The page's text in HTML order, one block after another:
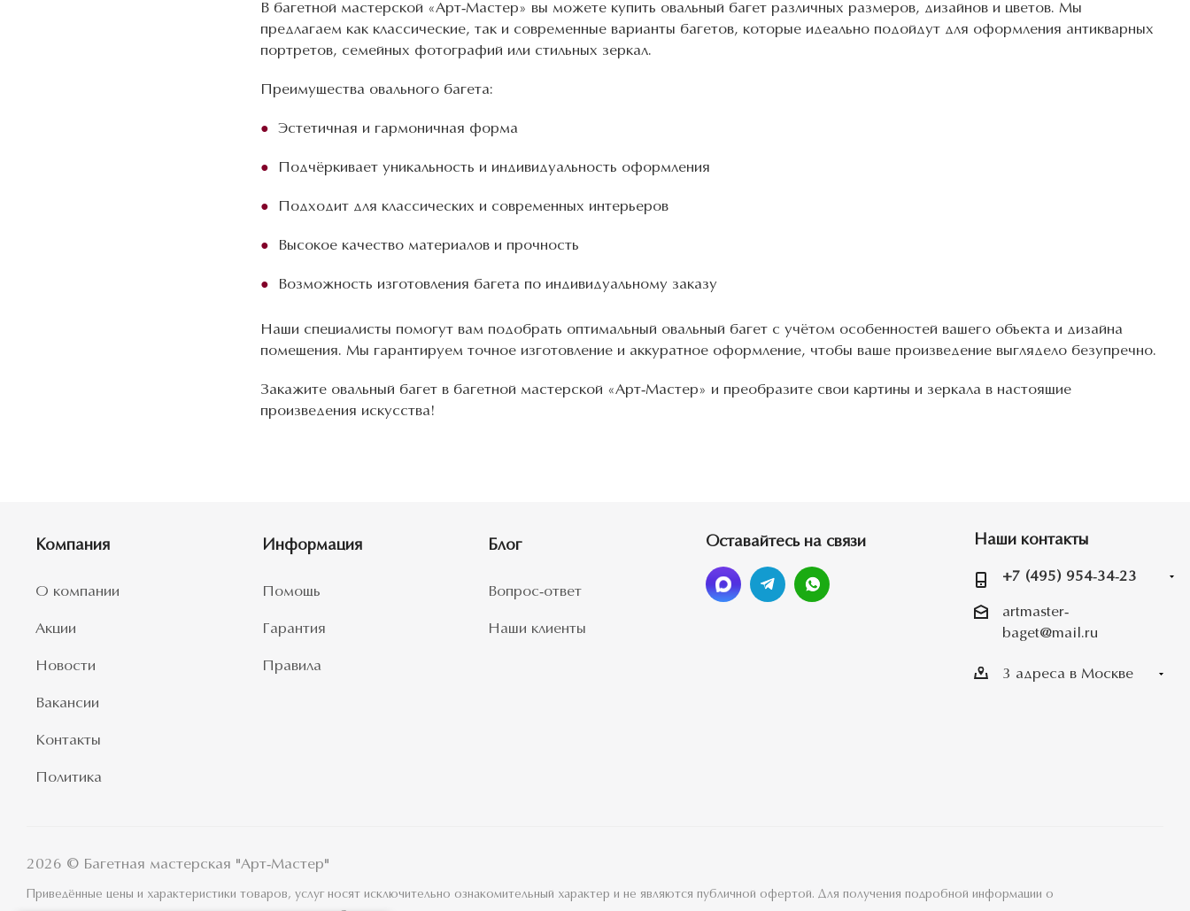
В багетной мастерской «Арт-Мастер» вы можете купить овальный багет различных размеров, дизайнов и цветов. Мы
предлагаем как классические, так и современные варианты багетов, которые идеально подойдут для оформления антикварных
портретов, семейных фотографий или стильных зеркал.
Преимущества овального багета:
Эстетичная и гармоничная форма
Подчёркивает уникальность и индивидуальность оформления
Подходит для классических и современных интерьеров
Высокое качество материалов и прочность
Возможность изготовления багета по индивидуальному заказу
Наши специалисты помогут вам подобрать оптимальный овальный багет с учётом особенностей вашего объекта и дизайна
помещения. Мы гарантируем точное изготовление и аккуратное оформление, чтобы ваше произведение выглядело безупречно.
Закажите овальный багет в багетной мастерской «Арт-Мастер» и преобразите свои картины и зеркала в настоящие
произведения искусства!
Компания
О компании
Акции
Новости
Вакансии
Контакты
Политика
Информация
Помощь
Гарантия
Правила
Блог
Вопрос-ответ
Наши клиенты
Оставайтесь на связи Наши контакты
+7 (495) 954-34-23
artmaster-
baget@mail.ru
3 адреса в Москве
2026 © Багетная мастерская "Арт-Мастер"
Приведённые цены и характеристики товаров, услуг носят исключительно ознакомительный характер и не являются публичной офертой. Для получения подробной информации о